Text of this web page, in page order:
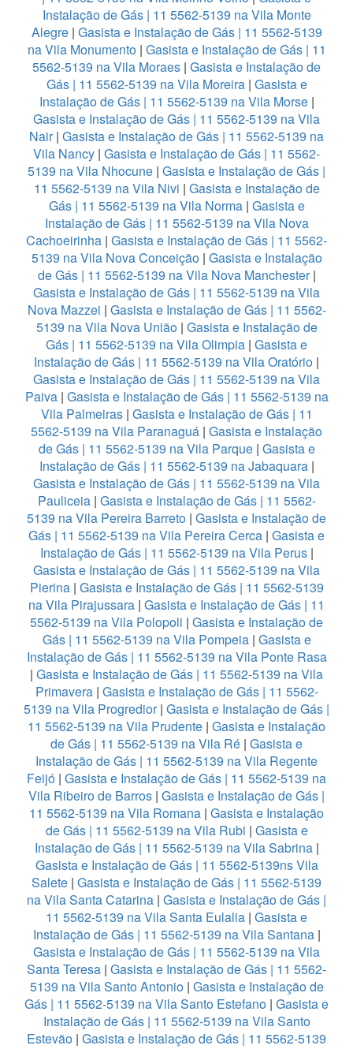
Instalação de Gás | 11 5562-5139 na Vila Monte
Alegre| Gasista e Instalação de Gás | 11 5562-5139
na Vila Monumento| Gasista e Instalação de Gás | 11
5562-5139 na Vila Moraes | Gasista e Instalação de
Gás | 11 5562-5139 na Vila Moreira| Gasista e
Instalação de Gás | 11 5562-5139 na Vila Morse|
Gasista e Instalação de Gás | 11 5562-5139 na Vila
Nair| Gasista e Instalação de Gás | 11 5562-5139 na
Vila Nancy | Gasista e Instalação de Gás | 11 5562-
5139 na Vila Nhocune | Gasista e Instalação de Gás |
11 5562-5139 na Vila Nivi | Gasista e Instalação de
Gás | 11 5562-5139 na Vila Norma| Gasista e
Instalação de Gás | 11 5562-5139 na Vila Nova
Cachoeirinha | Gasista e Instalação de Gás | 11 5562-
5139 na Vila Nova Conceição| Gasista e Instalação
de Gás | 11 5562-5139 na Vila Nova Manchester|
Gasista e Instalação de Gás | 11 5562-5139 na Vila
Nova Mazzei | Gasista e Instalação de Gás | 11 5562-
5139 na Vila Nova União| Gasista e Instalação de
Gás | 11 5562-5139 na Vila Olimpia | Gasista e
Instalação de Gás | 11 5562-5139 na Vila Oratório |
Gasista e Instalação de Gás | 11 5562-5139 na Vila
Paiva| Gasista e Instalação de Gás | 11 5562-5139 na
Vila Palmeiras| Gasista e Instalação de Gás | 11
5562-5139 na Vila Paranaguá | Gasista e Instalação
de Gás | 11 5562-5139 na Vila Parque| Gasista e
Instalação de Gás | 11 5562-5139 na Jabaquara|
Gasista e Instalação de Gás | 11 5562-5139 na Vila
Pauliceia| Gasista e Instalação de Gás | 11 5562-
5139 na Vila Pereira Barreto | Gasista e Instalação de
Gás | 11 5562-5139 na Vila Pereira Cerca | Gasista e
Instalação de Gás | 11 5562-5139 na Vila Perus|
Gasista e Instalação de Gás | 11 5562-5139 na Vila
Pierina| Gasista e Instalação de Gás | 11 5562-5139
na Vila Pirajussara | Gasista e Instalação de Gás | 11
5562-5139 na Vila Polopoli | Gasista e Instalação de
Gás | 11 5562-5139 na Vila Pompeia| Gasista e
Instalação de Gás | 11 5562-5139 na Vila Ponte Rasa
| Gasista e Instalação de Gás | 11 5562-5139 na Vila
Primavera| Gasista e Instalação de Gás | 11 5562-
5139 na Vila Progredior| Gasista e Instalação de Gás |
11 5562-5139 na Vila Prudente | Gasista e Instalação
de Gás | 11 5562-5139 na Vila Ré | Gasista e
Instalação de Gás | 11 5562-5139 na Vila Regente
Feijó | Gasista e Instalação de Gás | 11 5562-5139 na
Vila Ribeiro de Barros | Gasista e Instalação de Gás |
11 5562-5139 na Vila Romana | Gasista e Instalação
de Gás | 11 5562-5139 na Vila Rubi | Gasista e
Instalação de Gás | 11 5562-5139 na Vila Sabrina|
Gasista e Instalação de Gás | 11 5562-5139ns Vila
Salete | Gasista e Instalação de Gás | 11 5562-5139
na Vila Santa Catarina | Gasista e Instalação de Gás |
11 5562-5139 na Vila Santa Eulalia | Gasista e
Instalação de Gás | 11 5562-5139 na Vila Santana|
Gasista e Instalação de Gás | 11 5562-5139 na Vila
Santa Teresa | Gasista e Instalação de Gás | 11 5562-
5139 na Vila Santo Antonio| Gasista e Instalação de
Gás | 11 5562-5139 na Vila Santo Estefano | Gasista e
Instalação de Gás | 11 5562-5139 na Vila Santo
Estevão | Gasista e Instalação de Gás | 11 5562-5139